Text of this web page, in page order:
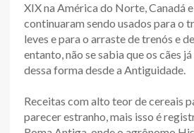
XIX na América do Norte, Canadá
continuaram sendo usados para o
leves e para o arraste de trenós e
entanto, não se sabia que os cães
dessa forma desde a Antiguidade.
Receitas com alto teor de cereais
parecer estranho, mais isso é